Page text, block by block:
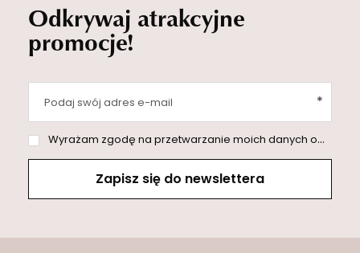
Odkrywaj atrakcyjne
promocje!
Podaj swój adres e-mail
Wyrażam zgodę na przetwarzanie moich danych osobowych (adres e-mail) na potrzeby wysyłki newslettera z informacją handlową (marketing). Więcej w
Zapisz się do newslettera